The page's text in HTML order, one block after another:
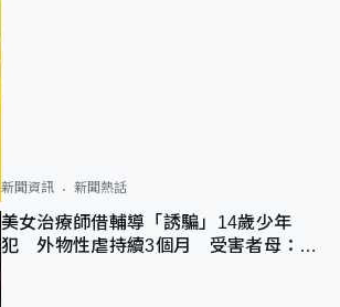
新聞資訊 新聞熱話
美女治療師借輔導「誘騙」14歲少年
犯 外物性虐持續3個月 受害者母：要